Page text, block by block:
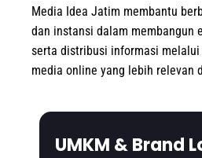
Media Idea Jatim membantu
dan instansi dalam membangun
serta distribusi informasi
media online yang lebih relevan
UMKM & Brand